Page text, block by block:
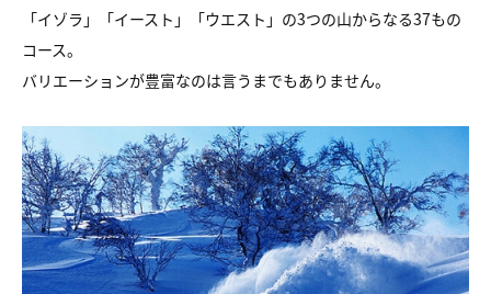
「イゾラ」「イースト」「ウエスト」の3つの山からなる37もの
コース。
バリエーションが豊富なのは言うまでもありません。